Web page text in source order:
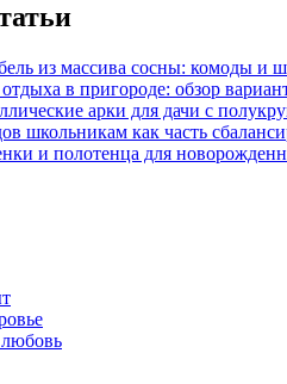
из массива сосны: комоды и
в пригороде: обзор
арки для дачи с
школьникам как часть
и полотенца для